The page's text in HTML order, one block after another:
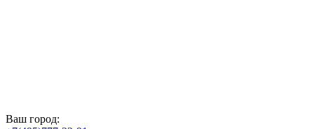
Ваш город: